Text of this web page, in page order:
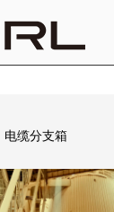
缆分支箱